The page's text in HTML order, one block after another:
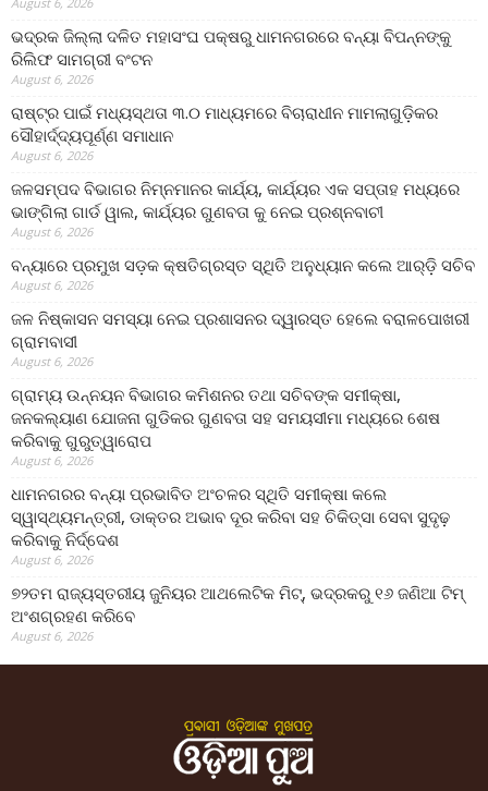
ଭଦ୍ରକ ଜିଲ୍ଲା ଦଳିତ ମହାସଂଘ ପକ୍ଷରୁ ଧାମନଗରରେ ବନ୍ୟା ବିପନ୍ନଙ୍କୁ
ରିଲିଫ ସାମଗ୍ରୀ ବଂଟନ
August 6, 2026
ରାଷ୍ଟ୍ର ପାଇଁ ମଧ୍ୟସ୍ଥତା ୩.୦ ମାଧ୍ୟମରେ ବିଚାରାଧୀନ ମାମଲାଗୁଡ଼ିକର
ସୌହାର୍ଦ୍ଦ୍ୟପୂର୍ଣ୍ଣ ସମାଧାନ
August 6, 2026
ଜଳସମ୍ପଦ ବିଭାଗର ନିମ୍ନମାନର କାର୍ଯ୍ୟ, କାର୍ଯ୍ୟର ଏକ ସପ୍ତାହ ମଧ୍ୟରେ
ଭାଙ୍ଗିଲା ଗାର୍ଡ ୱାଲ, କାର୍ଯ୍ୟର ଗୁଣବତା କୁ ନେଇ ପ୍ରଶ୍ନବାଚୀ
August 6, 2026
ବନ୍ୟାରେ ପ୍ରମୁଖ ସଡ଼କ କ୍ଷତିଗ୍ରସ୍ତ ସ୍ଥିତି ଅନୁଧ୍ୟାନ କଲେ ଆର୍‌ଡ଼ି ସଚିବ
August 6, 2026
ଜଳ ନିଷ୍କାସନ ସମସ୍ୟା ନେଇ ପ୍ରଶାସନର ଦ୍ୱାରସ୍ତ ହେଲେ ବରାଳପୋଖରୀ
ଗ୍ରାମବାସୀ
August 6, 2026
ଗ୍ରାମ୍ୟ ଉନ୍ନୟନ ବିଭାଗର କମିଶନର ତଥା ସଚିବଙ୍କ ସମୀକ୍ଷା,
ଜନକଲ୍ୟାଣ ଯୋଜନା ଗୁଡିକର ଗୁଣବତା ସହ ସମୟସୀମା ମଧ୍ୟରେ ଶେଷ
କରିବାକୁ ଗୁରୁତ୍ୱାରୋପ
August 6, 2026
ଧାମନଗରର ବନ୍ୟା ପ୍ରଭାବିତ ଅଂଚଳର ସ୍ଥିତି ସମୀକ୍ଷା କଲେ
ସ୍ୱାସ୍ଥ୍ୟମନ୍ତ୍ରୀ, ଡାକ୍ତର ଅଭାବ ଦୂର କରିବା ସହ ଚିକିତ୍ସା ସେବା ସୁଦୃଢ଼
କରିବାକୁ ନିର୍ଦ୍ଦେଶ
August 6, 2026
୭୨ତମ ରାଜ୍ୟସ୍ତରୀୟ ଜୁନିୟର ଆଥଲେଟିକ ମିଟ୍‌, ଭଦ୍ରକରୁ ୧୬ ଜଣିଆ ଟିମ୍
ଅଂଶଗ୍ରହଣ କରିବେ
August 6, 2026